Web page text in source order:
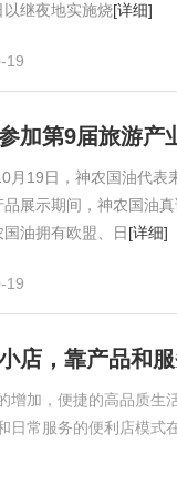
以继夜地实施烧[详细]
19
加第9届旅游产
月19日，神农国油代表
品展示期间，神农国油
国油拥有欧盟、日 [详细]
19
店，靠产品和
增加，便捷的高品质
日常服务的便利店模式